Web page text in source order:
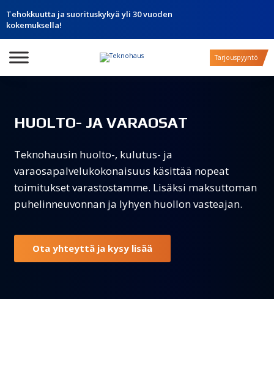
Tehokkuutta ja suorituskykyä yli 30 vuoden
kokemuksella!
Tarjouspyyntö
HUOLTO- JA VARAOSAT
Teknohausin huolto-, kulutus- ja
varaosapalvelukokonaisuus käsittää nopeat
toimitukset varastostamme. Lisäksi maksuttoman
puhelinneuvonnan ja lyhyen huollon vasteajan.
Ota yhteyttä ja kysy lisää